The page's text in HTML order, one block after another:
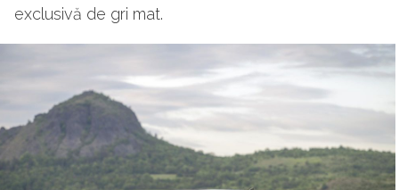
exclusivă de gri mat.